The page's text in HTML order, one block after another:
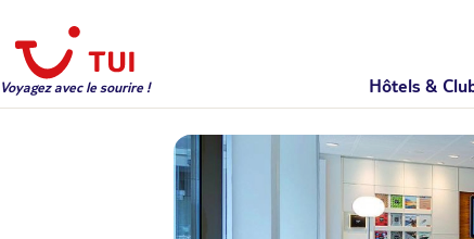
Voyagez avec le sourire ! Hôtels &